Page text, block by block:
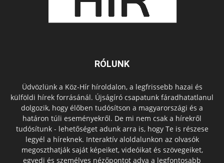
RÓLUNK
Üdvözlünk a Köz-Hír híroldalon, a legfrissebb hazai és
külföldi hírek forrásánál. Újságíró csapatunk fáradhatatlanul
dolgozik, hogy élőben tudósítson a magyarországi és a
határon túli eseményekről. De mi nem csak a hírekről
tudósítunk - lehetőséget adunk arra is, hogy Te is részese
legyél a híreknek. Interaktív aloldalunkon az olvasók
megoszthatják saját képeiket, videóikat és szövegeiket,
egyedi és személyes nézőpontot adva a legfontosabb